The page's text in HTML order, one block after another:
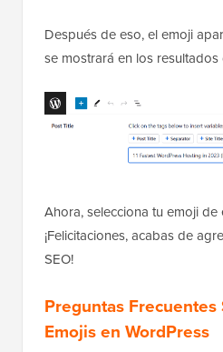
Después de eso, el emoji
se mostrará en los
Ahora, selecciona tu emoji de
¡Felicitaciones, acabas de
SEO!
Preguntas Frecuentes
Emojis en WordPress